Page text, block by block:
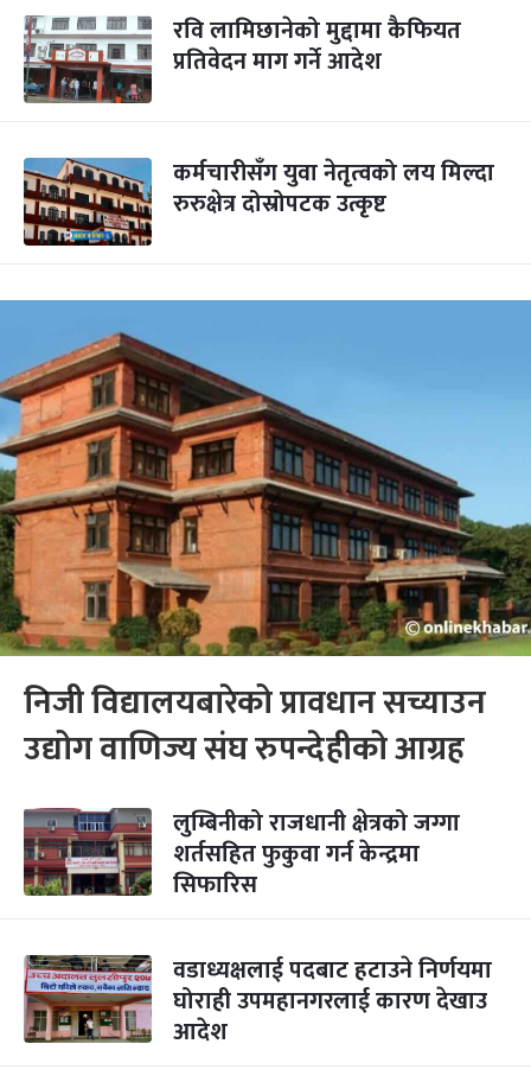
रवि लामिछानेको मुद्दामा कैफियत
प्रतिवेदन माग गर्ने आदेश
कर्मचारीसँग युवा नेतृत्वको लय मिल्दा
रुरुक्षेत्र दोस्रोपटक उत्कृष्ट
निजी विद्यालयबारेको प्रावधान सच्याउन
उद्योग वाणिज्य संघ रुपन्देहीको आग्रह
लुम्बिनीको राजधानी क्षेत्रको जग्गा
शर्तसहित फुकुवा गर्न केन्द्रमा
सिफारिस
वडाध्यक्षलाई पदबाट हटाउने निर्णयमा
घोराही उपमहानगरलाई कारण देखाउ
आदेश